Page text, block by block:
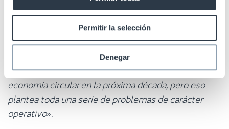
Permitir la selección
Denegar
Julien Thibult, director de Ventas de RFID de
Checkpoint Francia, explica: «Con la entrada en vigor
a primeros de año de la nueva legislación francesa,
el sector se enfrenta a un reto hasta ahora
desconocido. Europa se ha propuesto alcanzar una
economía circular en la próxima década, pero eso
plantea toda una serie de problemas de carácter
operativo».